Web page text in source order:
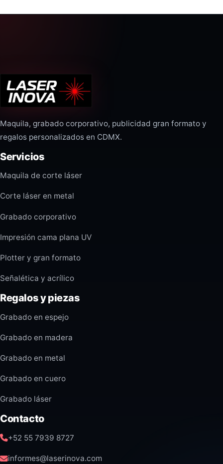
Maquila, grabado corporativo, publicidad gran formato y
regalos personalizados en CDMX.
Servicios
Maquila de corte láser
Corte láser en metal
Grabado corporativo
Impresión cama plana UV
Plotter y gran formato
Señalética y acrílico
Regalos y piezas
Grabado en espejo
Grabado en madera
Grabado en metal
Grabado en cuero
Grabado láser
Contacto
+52 55 7939 8727
informes@laserinova.com